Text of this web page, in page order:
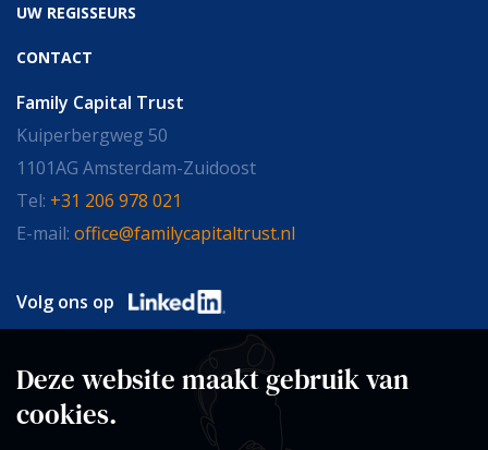
UW REGISSEURS
CONTACT
Family Capital Trust
Kuiperbergweg 50
1101AG Amsterdam-Zuidoost
Tel: +31 206 978 021
E-mail: office@familycapitaltrust.nl
Volg ons op
Deze website maakt gebruik van
cookies.